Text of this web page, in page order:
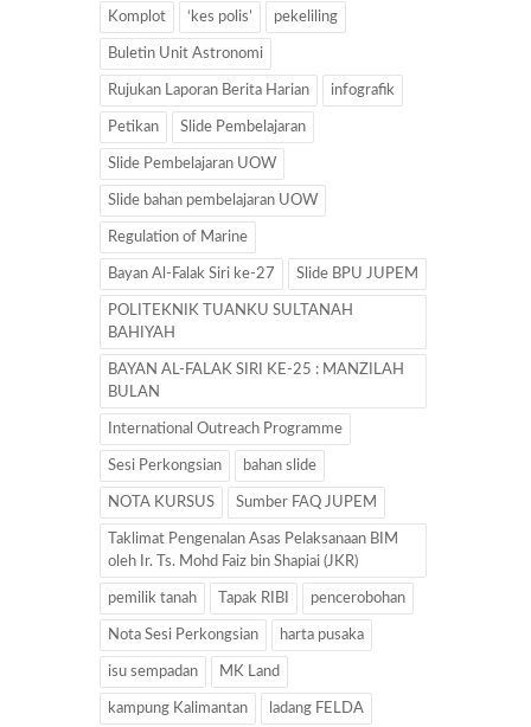
Komplot ‘kes polis’ pekeliling
Buletin Unit Astronomi
Rujukan Laporan Berita Harian infografik
Petikan Slide Pembelajaran
Slide Pembelajaran UOW
Slide bahan pembelajaran UOW
Regulation of Marine
Bayan Al-Falak Siri ke-27 Slide BPU JUPEM
POLITEKNIK TUANKU SULTANAH
BAHIYAH
BAYAN AL-FALAK SIRI KE-25 : MANZILAH
BULAN
International Outreach Programme
Sesi Perkongsian bahan slide
NOTA KURSUS Sumber FAQ JUPEM
Taklimat Pengenalan Asas Pelaksanaan BIM
oleh Ir. Ts. Mohd Faiz bin Shapiai (JKR)
pemilik tanah Tapak RIBI pencerobohan
Nota Sesi Perkongsian harta pusaka
isu sempadan MK Land
kampung Kalimantan ladang FELDA